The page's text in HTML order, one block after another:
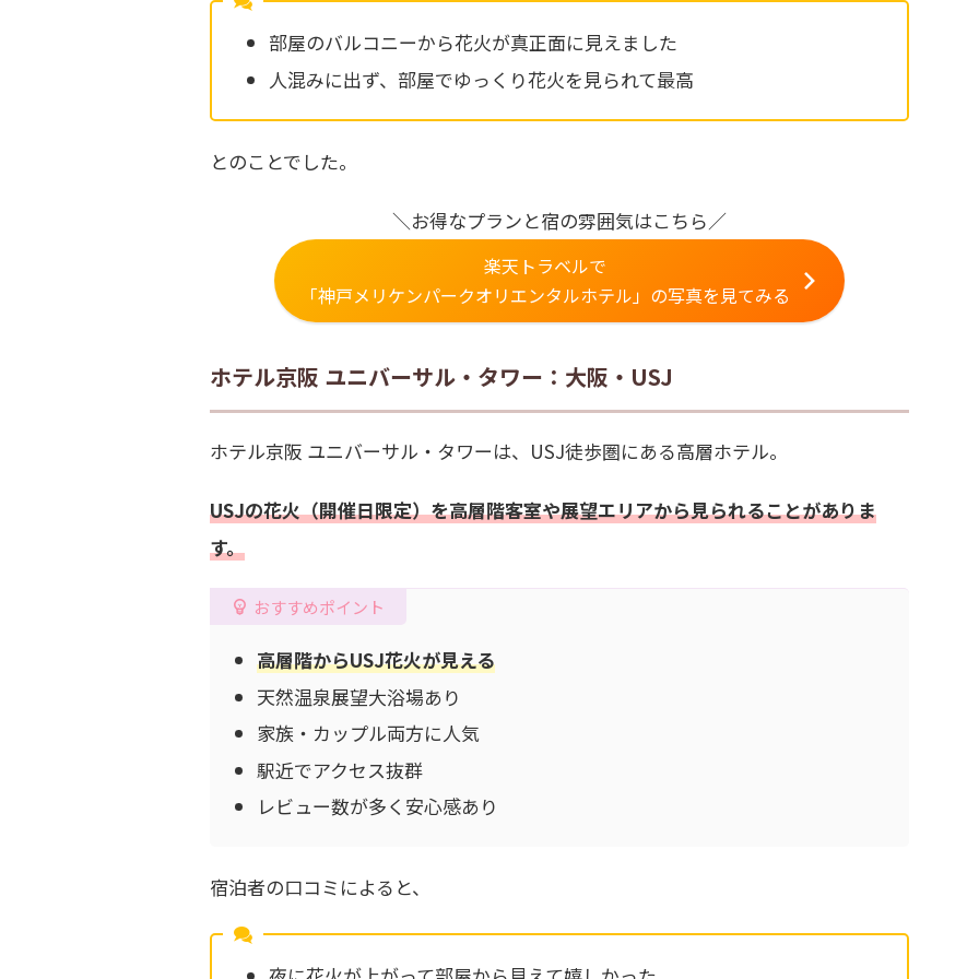
部屋のバルコニーから花火が真正面に見えました
人混みに出ず、部屋でゆっくり花火を見られて最高
とのことでした。
＼お得なプランと宿の雰囲気はこちら／
楽天トラベルで
「神戸メリケンパークオリエンタルホテル」の写真を見てみる
ホテル京阪 ユニバーサル・タワー：大阪・USJ
ホテル京阪 ユニバーサル・タワーは、USJ徒歩圏にある高層ホテル。
USJの花火（開催日限定）を高層階客室や展望エリアから見られることがありま
す。
おすすめポイント
高層階からUSJ花火が見える
天然温泉展望大浴場あり
家族・カップル両方に人気
駅近でアクセス抜群
レビュー数が多く安心感あり
宿泊者の口コミによると、